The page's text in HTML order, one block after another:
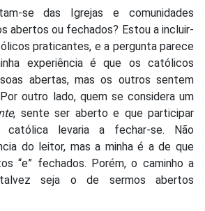
se das Igrejas e comunidades
abertos ou fechados? Estou a incluir-
praticantes, e a pergunta parece
experiência é que os católicos
abertas, mas os outros sentem
outro lado, quem se considera um
, sente ser aberto e que participar
católica levaria a fechar-se. Não
do leitor, mas a minha é a de que
“e” fechados. Porém, o caminho a
seja o de sermos abertos